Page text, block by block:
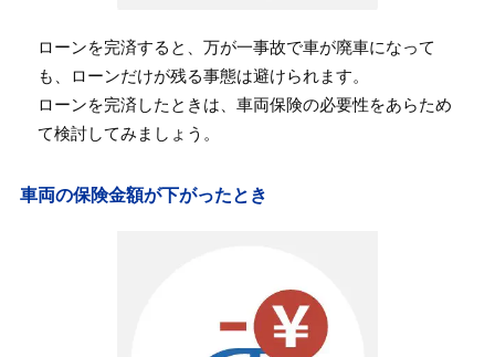
ローンを完済すると、万が一事故で車が廃車になって
も、ローンだけが残る事態は避けられます。
ローンを完済したときは、車両保険の必要性をあらため
て検討してみましょう。
車両の保険金額が下がったとき